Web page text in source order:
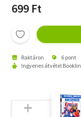
699 Ft
Raktáron 6 pont
Ingyenes átvétel